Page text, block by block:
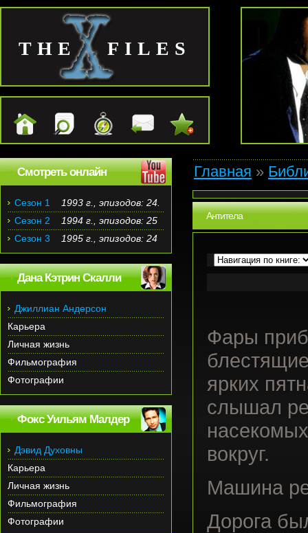
THE FILES
Главная »
Антитела
Фары
ярких
слышал
вокруг.
Машина
Дорога
Смотреть онлайн
Сезон 1
1993 г., эпизодов: 24.
Сезон 2
1994 г., эпизодов: 25
Сезон 3
1995 г., эпизодов: 24
Дана Кэтрин Скалли
Джиллиан Андерсон
Карьера
Личная жизнь
Фильмография
Фотографии
Фокс Уильям Малдер
Дэвид Духовны
Карьера
Личная жизнь
Фильмография
Фотографии